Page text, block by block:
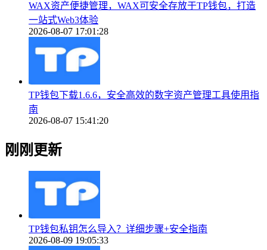
WAX资产便捷管理，WAX可安全存放于TP钱包，打造
一站式Web3体验
2026-08-07 17:01:28
TP钱包下载1.6.6，安全高效的数字资产管理工具使用指
南
2026-08-07 15:41:20
刚刚更新
TP钱包私钥怎么导入？详细步骤+安全指南
2026-08-09 19:05:33